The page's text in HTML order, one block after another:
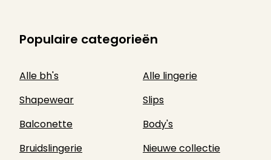
Populaire categorieën
Alle bh's
Alle lingerie
Shapewear
Slips
Balconette
Body's
Bruidslingerie
Nieuwe collectie